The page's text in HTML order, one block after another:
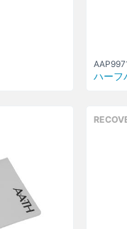
ハーフ